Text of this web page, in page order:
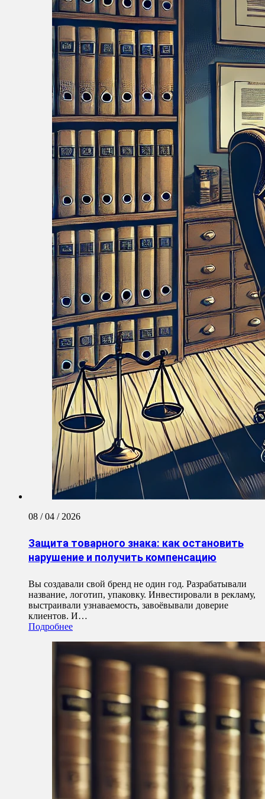
08 / 04 / 2026
Защита товарного знака: как остановить
нарушение и получить компенсацию
Вы создавали свой бренд не один год. Разрабатывали
название, логотип, упаковку. Инвестировали в рекламу,
выстраивали узнаваемость, завоёвывали доверие
клиентов. И…
Подробнее